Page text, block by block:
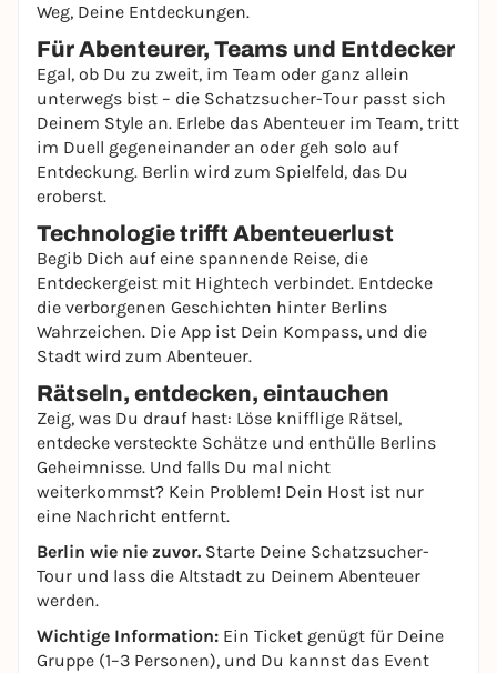
Weg, Deine Entdeckungen.
Für Abenteurer, Teams und Entdecker
Egal, ob Du zu zweit, im Team oder ganz allein
unterwegs bist – die Schatzsucher-Tour passt sich
Deinem Style an. Erlebe das Abenteuer im Team, tritt
im Duell gegeneinander an oder geh solo auf
Entdeckung. Berlin wird zum Spielfeld, das Du
eroberst.
Technologie trifft Abenteuerlust
Begib Dich auf eine spannende Reise, die
Entdeckergeist mit Hightech verbindet. Entdecke
die verborgenen Geschichten hinter Berlins
Wahrzeichen. Die App ist Dein Kompass, und die
Stadt wird zum Abenteuer.
Rätseln, entdecken, eintauchen
Zeig, was Du drauf hast: Löse knifflige Rätsel,
entdecke versteckte Schätze und enthülle Berlins
Geheimnisse. Und falls Du mal nicht
weiterkommst? Kein Problem! Dein Host ist nur
eine Nachricht entfernt.
Berlin wie nie zuvor. Starte Deine Schatzsucher-
Tour und lass die Altstadt zu Deinem Abenteuer
werden.
Wichtige Information: Ein Ticket genügt für Deine
Gruppe (1–3 Personen), und Du kannst das Event